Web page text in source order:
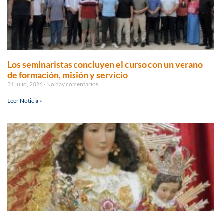
Los seminaristas concluyen el curso con un verano
de formación, misión y servicio
31 julio, 2026 No hay comentarios
Leer Noticia »